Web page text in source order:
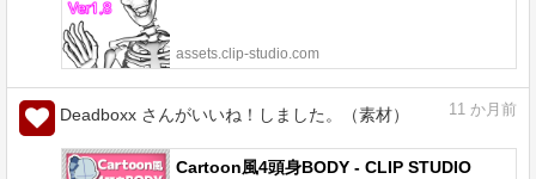
assets.clip-studio.com
Deadboxx さんがいいね！しました。（素材） 11 か月前
Cartoon風4頭身BODY - CLIP STUDIO